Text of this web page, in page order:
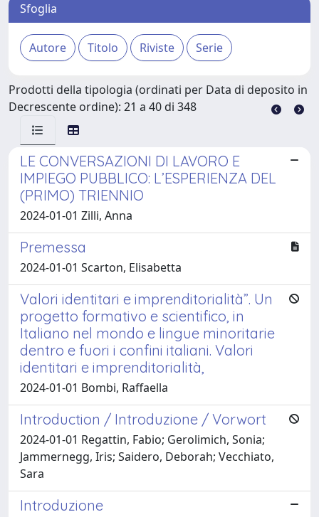
Sfoglia
Prodotti della tipologia (ordinati per Data di deposito in
Decrescente ordine): 21 a 40 di 348
LE CONVERSAZIONI DI LAVORO E
IMPIEGO PUBBLICO: L’ESPERIENZA DEL
(PRIMO) TRIENNIO
2024-01-01 Zilli, Anna
Premessa
2024-01-01 Scarton, Elisabetta
Valori identitari e imprenditorialità”. Un
progetto formativo e scientifico, in
Italiano nel mondo e lingue minoritarie
dentro e fuori i confini italiani. Valori
identitari e imprenditorialità,
2024-01-01 Bombi, Raffaella
Introduction / Introduzione / Vorwort
2024-01-01 Regattin, Fabio; Gerolimich, Sonia;
Jammernegg, Iris; Saidero, Deborah; Vecchiato,
Sara
Introduzione